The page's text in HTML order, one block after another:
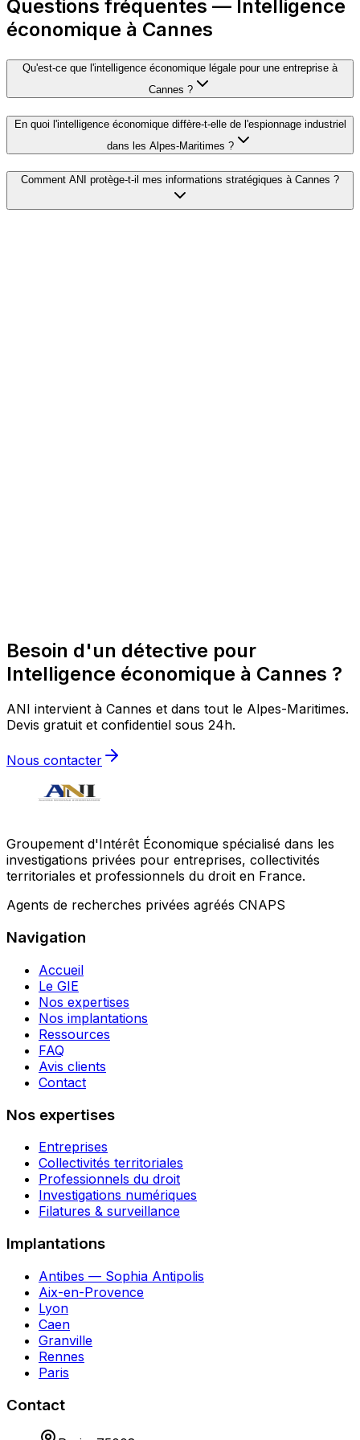
Questions fréquentes — Intelligence
économique à Cannes
Qu'est-ce que l'intelligence économique légale pour une entreprise à
Cannes ?
En quoi l'intelligence économique diffère-t-elle de l'espionnage industriel
dans les Alpes-Maritimes ?
Comment ANI protège-t-il mes informations stratégiques à Cannes ?
Besoin d'un détective pour
Intelligence économique à Cannes ?
ANI intervient à Cannes et dans tout le Alpes-Maritimes.
Devis gratuit et confidentiel sous 24h.
Nous contacter
Groupement d'Intérêt Économique spécialisé dans les
investigations privées pour entreprises, collectivités
territoriales et professionnels du droit en France.
Agents de recherches privées agréés CNAPS
Navigation
Accueil
Le GIE
Nos expertises
Nos implantations
Ressources
FAQ
Avis clients
Contact
Nos expertises
Entreprises
Collectivités territoriales
Professionnels du droit
Investigations numériques
Filatures & surveillance
Implantations
Antibes — Sophia Antipolis
Aix-en-Provence
Lyon
Caen
Granville
Rennes
Paris
Contact